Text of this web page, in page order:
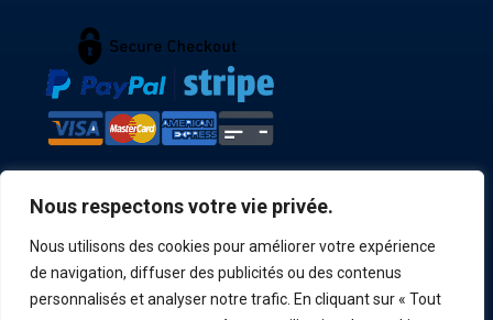
Nous respectons votre vie privée.
Nous utilisons des cookies pour améliorer votre expérience
de navigation, diffuser des publicités ou des contenus
personnalisés et analyser notre trafic. En cliquant sur « Tout
NOS ACTUALITÉS
Toutes nos actualités